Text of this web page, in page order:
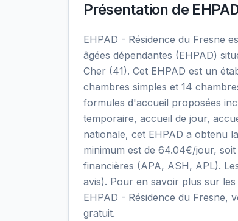
Présentation de
EHPAD - Résidence du Fresne
âgées dépendantes (EHPAD)
Cher (41). Cet EHPAD est un
chambres simples et 14
formules d'accueil proposées
temporaire, accueil de jour,
nationale, cet EHPAD a obtenu
minimum est de 64.04€/jour,
financières (APA, ASH, APL).
avis). Pour en savoir plus sur
EHPAD - Résidence du Fresne,
gratuit.